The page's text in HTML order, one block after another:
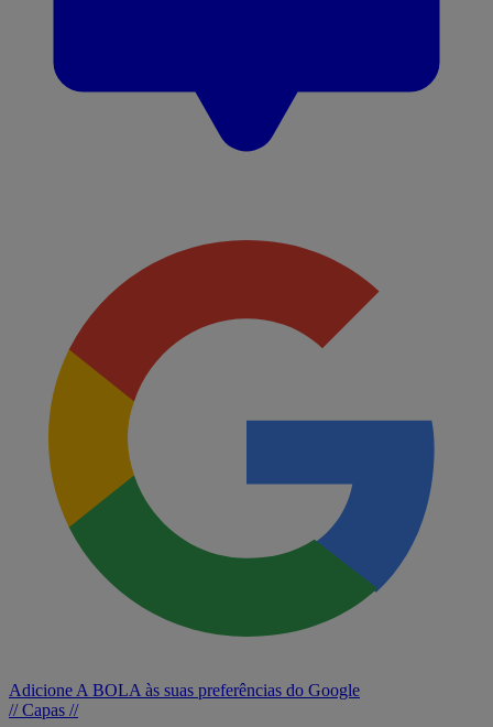
Adicione A BOLA às suas preferências do Google
// Capas //